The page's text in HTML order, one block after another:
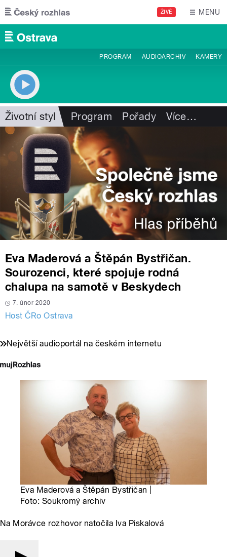
Přejít k hlavnímu obsahu
ŽIVĚ MENU
PROGRAM AUDIOARCHIV KAMERY
Životní styl Program Pořady Více…
Eva Maderová a Štěpán Bystřičan.
Sourozenci, které spojuje rodná
chalupa na samotě v Beskydech
7. únor 2020
Host ČRo Ostrava
Největší audioportál na českém internetu
Eva Maderová a Štěpán Bystřičan |
Foto: Soukromý archiv
Na Morávce rozhovor natočila Iva Piskalová